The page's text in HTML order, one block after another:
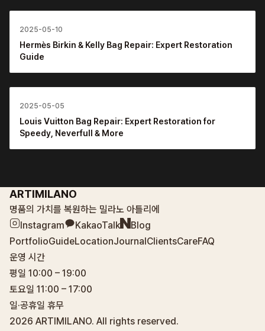
2025-05-10
Hermès Birkin & Kelly Bag Repair: Expert Restoration
Guide
2025-05-05
Louis Vuitton Bag Repair: Expert Restoration for
Speedy, Neverfull & More
ARTIMILANO
명품의 가치를 복원하는 밀라노 아틀리에
Instagram
KakaoTalk
Blog
PortfolioGuideLocationJournalClientsCareFAQ
운영 시간
평일 10:00 – 19:00
토요일 11:00 – 17:00
일·공휴일 휴무
2026 ARTIMILANO. All rights reserved.